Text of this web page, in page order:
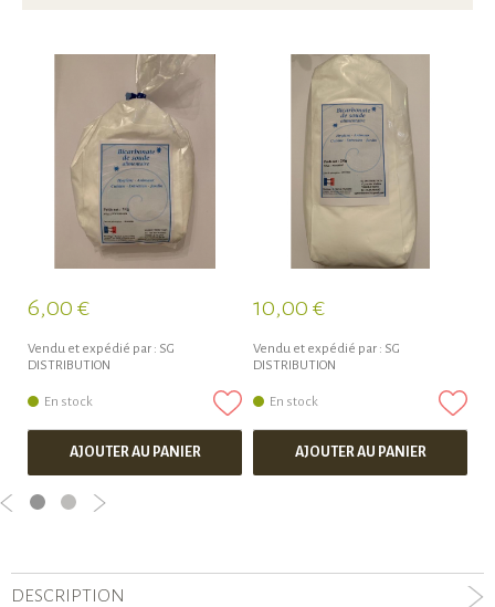
6,00 €
Vendu et expédié par : SG
DISTRIBUTION
En stock
AJOUTER AU PANIER
10,00 €
Vendu et expédié par : SG
DISTRIBUTION
En stock
AJOUTER AU PANIER
DESCRIPTION